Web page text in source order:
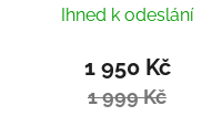
LTD Pastel nastavitelné
Ihned k odeslání
1 950 Kč
1 999 Kč